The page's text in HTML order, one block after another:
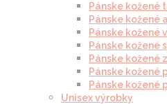
Pánske kožené
Pánske kožené
Pánske kožené
Pánske kožené
Pánske kožené
Pánske kožené
Pánske kožené
Unisex výrobky